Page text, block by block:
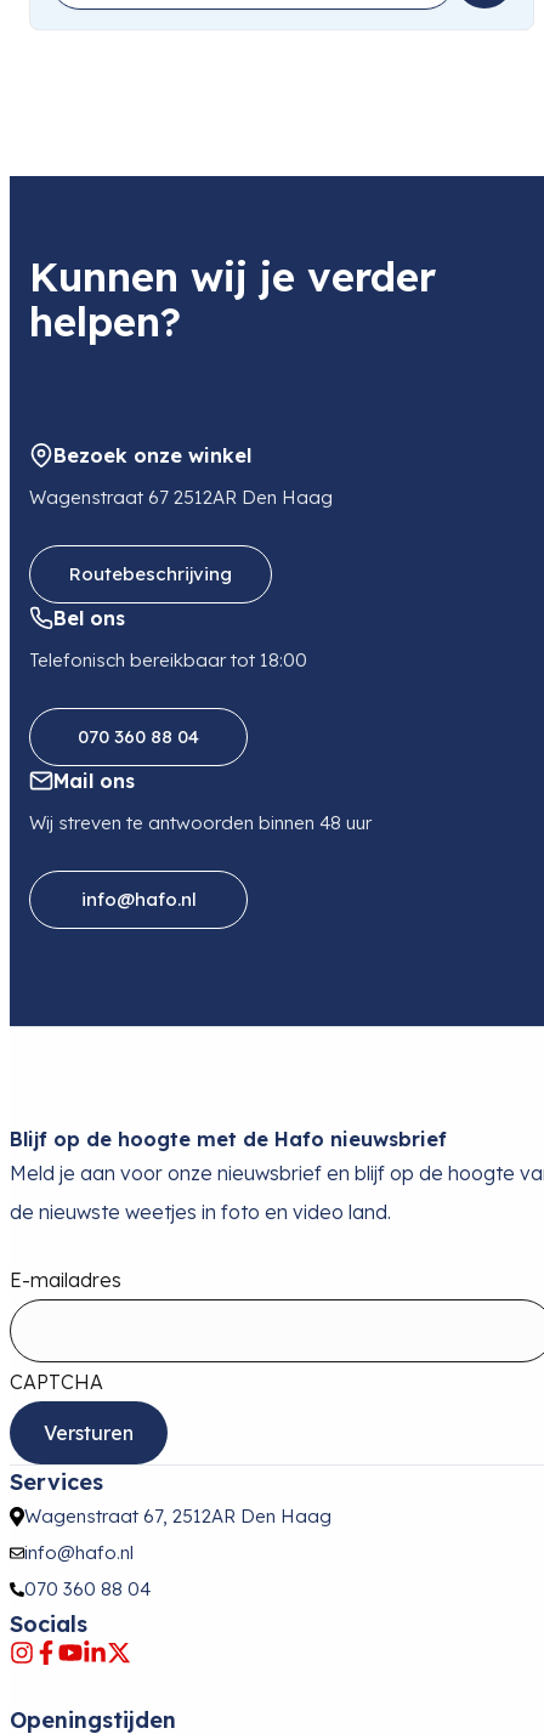
Kunnen wij je verder
helpen?
Bezoek onze winkel
Wagenstraat 67 2512AR Den Haag
Routebeschrijving
Bel ons
Telefonisch bereikbaar tot 18:00
070 360 88 04
Mail ons
Wij streven te antwoorden binnen 48 uur
info@hafo.nl
Blijf op de hoogte met de Hafo nieuwsbrief
Meld je aan voor onze nieuwsbrief en blijf op de hoogte
de nieuwste weetjes in foto en video land.
E-mailadres
CAPTCHA
Services
Wagenstraat 67, 2512AR Den Haag
info@hafo.nl
070 360 88 04
Socials
Openingstijden